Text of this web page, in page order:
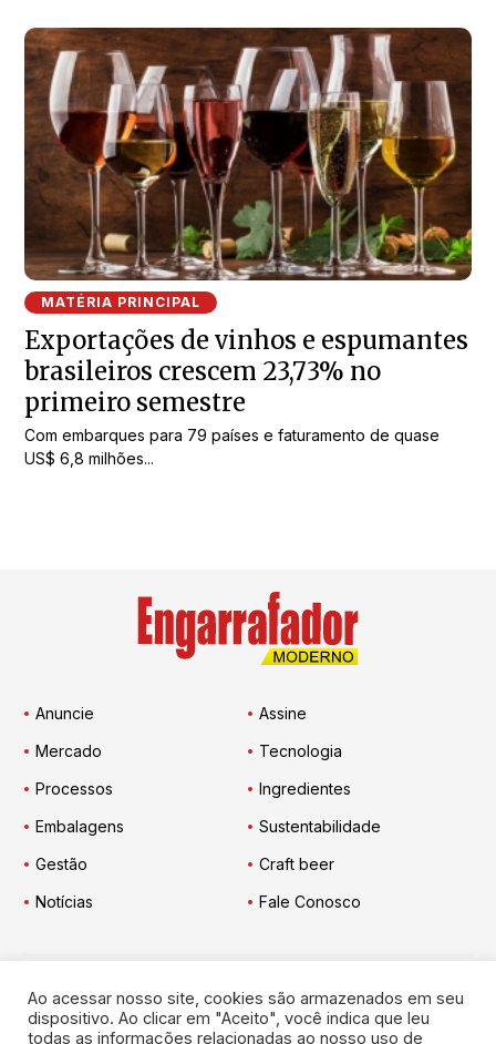
MATÉRIA PRINCIPAL
Exportações de vinhos e espumantes
brasileiros crescem 23,73% no
primeiro semestre
Com embarques para 79 países e faturamento de quase
US$ 6,8 milhões...
Anuncie
Assine
Mercado
Tecnologia
Processos
Ingredientes
Embalagens
Sustentabilidade
Gestão
Craft beer
Notícias
Fale Conosco
Engarrafador Moderno nas Redes:
Ao acessar nosso site, cookies são armazenados em seu
dispositivo. Ao clicar em "Aceito", você indica que leu
todas as informações relacionadas ao nosso uso de